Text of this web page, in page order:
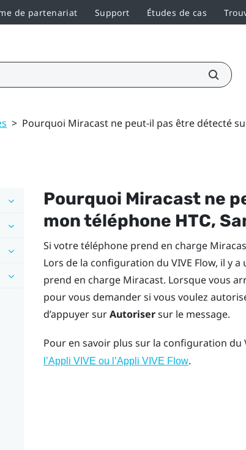
de partenariat Support Études de cas
> Pourquoi Miracast ne peut-il pas être détecté
Pourquoi Miracastne
mon téléphone HTC,
Si votre téléphone prend en charge
Lors de la configuration du VIVE Flow, il y a
prend en charge Miracast. Lorsque vous
pour vous demander si vous voulez
d’appuyer surAutorisersur le message.
Pour en savoir plus sur la configuration du
l’Appli VIVE ou l’Appli VIVE Flow.